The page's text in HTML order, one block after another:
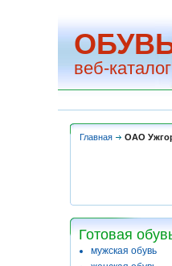
веб-каталог
Главная ОАО
Готовая
мужская обувь